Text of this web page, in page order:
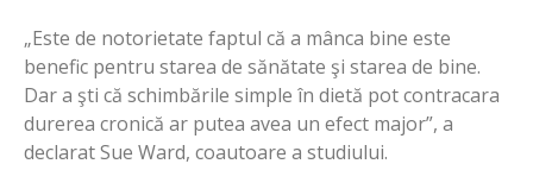
„Este de notorietate faptul că a mânca bine este
benefic pentru starea de sănătate şi starea de bine.
Dar a şti că schimbările simple în dietă pot contracara
durerea cronică ar putea avea un efect major”, a
declarat Sue Ward, coautoare a studiului.